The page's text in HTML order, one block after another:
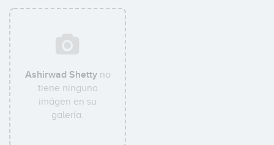
Ashirwad Shettyno
tiene ninguna
imágen en su
galería.